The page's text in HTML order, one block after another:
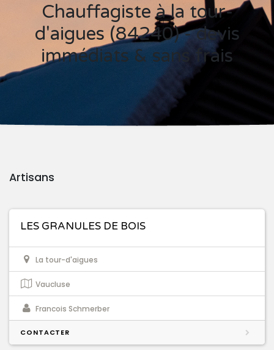
Chauffagiste à la tour-
d'aigues (84240) - devis
immédiats & sans frais
Artisans
LES GRANULES DE BOIS
La tour-d'aigues
Vaucluse
Francois Schmerber
CONTACTER